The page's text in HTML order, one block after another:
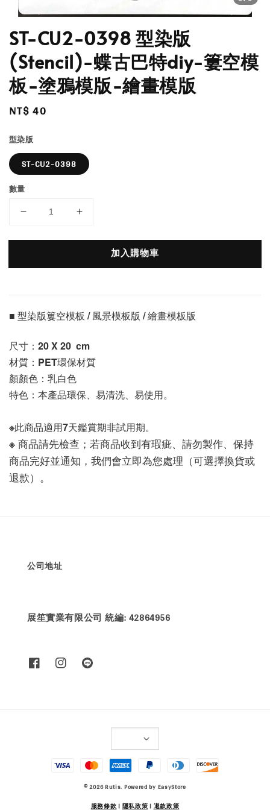
ST-CU2-0398 型染版
(Stencil)-蝶古巴特diy-簍空模
板-塗鴉模版-繪畫模版
Regular
NT$ 40
型染版
ST-CU2-0398
數量
加入購物車
■ 型染版簍空模板 / 風景模板版 / 繪畫模板版
尺寸：20 X 20 cm
材質：PET環保材質
顏顏色：乳白色
特色：本產品環保、易清洗、易使用。
※此商品適用7天鑑賞期非試用期。
※ 商品請先檢查；若商品收到有瑕疵、請勿製作、保持
商品完好並通知，我們會立即為您處理（可選擇換貨或
退款）。
公司地址
展笙實業有限公司 統編: 42864956
© 2026 Rutis. Powered by EasyStore
服務條款| 隱私政策| 退款政策